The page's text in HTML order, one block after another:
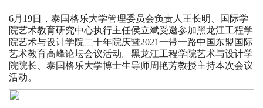
6月19日， 泰国格乐大学管理委员会负责人王长明、国际学
院艺术教育研究中心执行主任侯立斌受邀参加黑龙江工程学
院艺术与设计学院二十年院庆暨2021一带一路中国东盟国际
艺术教育高峰论坛会议活动。黑龙江工程学院艺术与设计学
院院长、泰国格乐大学博士生导师周艳芳教授主持本次会议
活动。